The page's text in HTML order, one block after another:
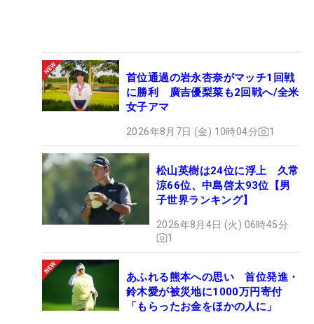
首位通過の岩永杏奈がマッチ1回戦
に勝利 廣吉優梨菜も2回戦へ/全米
女子アマ
2026年8月7日 (金) 10時04分 1
松山英樹は24位に浮上 久常
涼66位、中島啓太93位【男
子世界ランキング】
2026年8月4日 (火) 06時45分
1
あふれる熊本への思い 首位発進・
鈴木愛が被災地に1000万円寄付
「もらったお金をほかの人に」